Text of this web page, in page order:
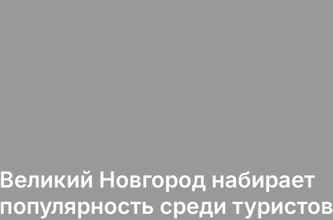
Великий Новгород набирает
популярность среди туристов